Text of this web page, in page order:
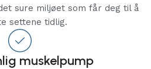
sure miljøet som får deg til å
settene tidlig.
muskelpump